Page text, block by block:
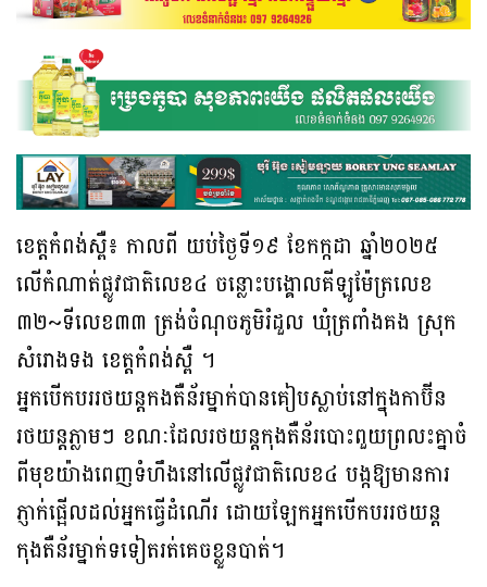
ខេត្តកំពង់ស្ពឺ៖ កាលពី យប់ថ្ងៃទី១៩ ខែកក្កដា ឆ្នាំ២០២៥
លើកំណាត់ផ្លូវជាតិលេខ៤ ចន្លោះបង្គោលគីឡូម៉ែត្រលេខ
៣២~ទីលេខ៣៣ ត្រង់ចំណុចភូមិរំដួល ឃុំត្រពាំងគង ស្រុក
សំរោងទង ខេត្តកំពង់ស្ពឺ ។
អ្នកបើកបររថយន្តកងតឺន័រម្នាក់បានគៀបស្លាប់នៅក្នុងកាប៊ីន
រថយន្តភ្លាមៗ ខណៈដែលរថយន្តកុងតឺន័របោះពួយព្រលះគ្នាចំ
ពីមុខយ៉ាងពេញទំហឹងនៅលើផ្លូវជាតិលេខ៤ បង្កឱ្យមានការ
ភ្ញាក់ផ្អើលដល់អ្នកធ្វើដំណើរ ដោយឡែកអ្នកបើកបររថយន្ត
កុងតឺន័រម្នាក់ទទៀតរត់គេចខ្លួនបាត់។